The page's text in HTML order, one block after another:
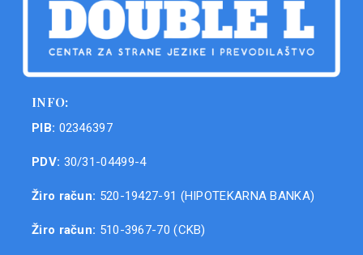
INFO:
PIB: 02346397
PDV: 30/31-04499-4
Žiro račun: 520-19427-91 (HIPOTEKARNA BANKA)
Žiro račun: 510-3967-70 (CKB)